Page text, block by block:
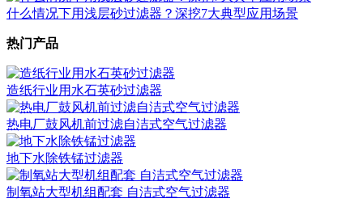
什么情况下用浅层砂过滤器？深挖7大典型应用场景
热门产品
造纸行业用水石英砂过滤器
热电厂鼓风机前过滤自洁式空气过滤器
地下水除铁锰过滤器
制氧站大型机组配套 自洁式空气过滤器